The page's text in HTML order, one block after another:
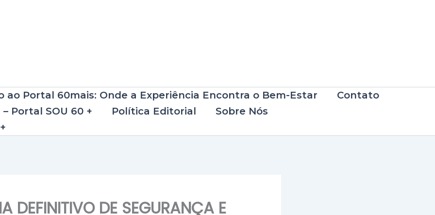
ao Portal 60mais: Onde a Experiência Encontra o Bem-Estar
Contato
Portal SOU 60 +
Política Editorial
Sobre Nós
DEFINITIVO DE SEGURANÇA E